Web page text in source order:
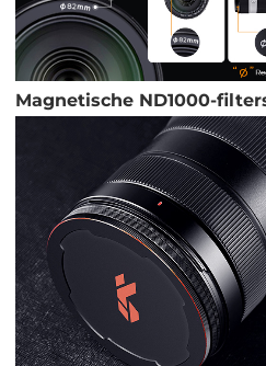
Magnetische ND1000-